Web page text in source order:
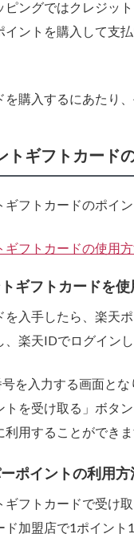
ピングではクレジッ
イントを購入して支
を購入するにあたり
トギフトカード
ギフトカードのポイ
ギフトカードの使用
ギフトカードを
を入手したら、楽天
楽天IDでログインし
を入力する画面と
トを受け取る」ボタ
用することができま
ポイントの利用方
ギフトカードで受け
ド加盟店で1ポイン